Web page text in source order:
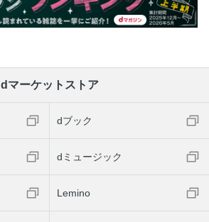
dマーケットストア
dブック
dミュージック
Lemino